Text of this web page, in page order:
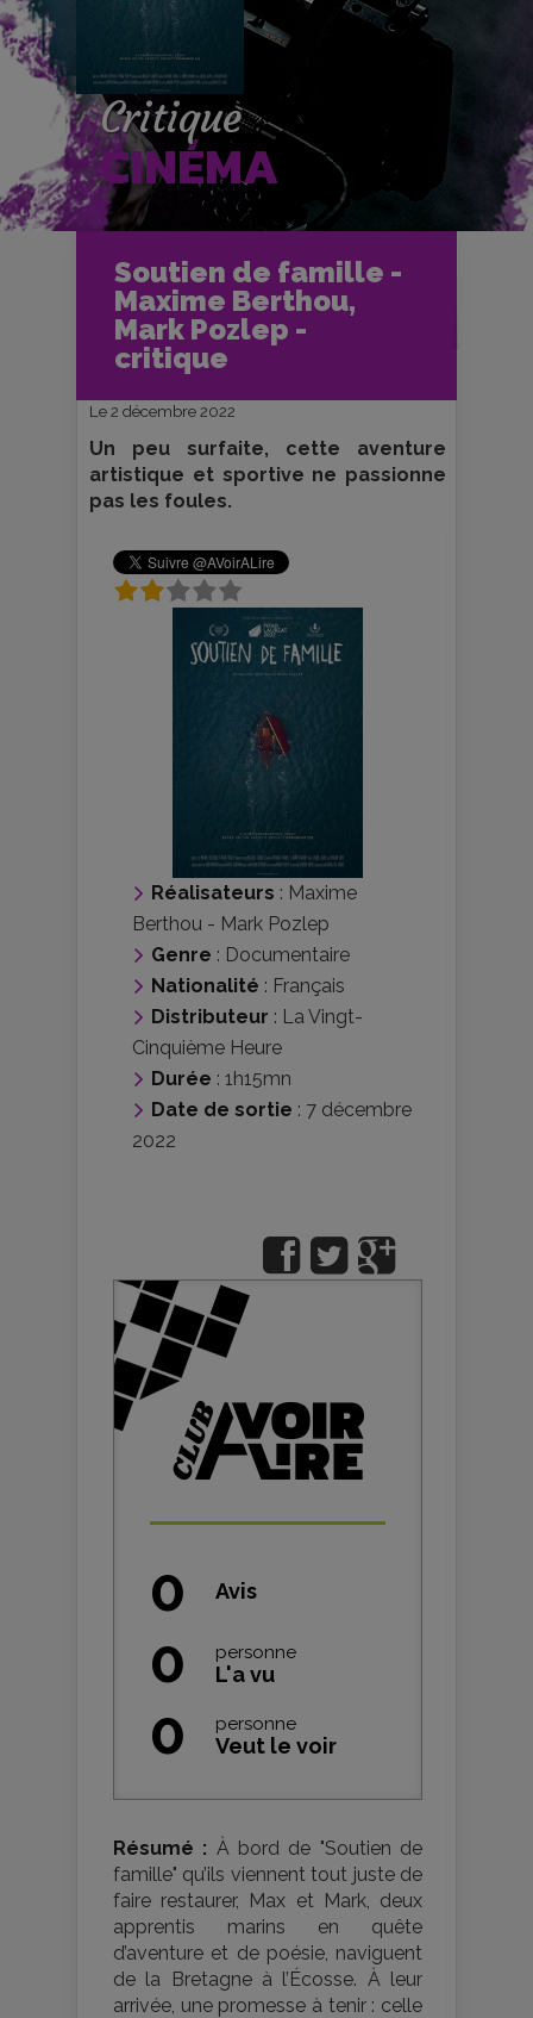
Critique
CINÉMA
Soutien de famille -
Maxime Berthou,
Mark Pozlep -
critique
Accueil
Cinéma
Critiques et fiches films
Soutien de famille - Maxime Berthou,
Mark Pozlep - critique
Le 2 décembre 2022
Un peu surfaite, cette aventure
artistique et sportive ne passionne
pas les foules.
Réalisateurs : Maxime
Berthou - Mark Pozlep
Genre : Documentaire
Nationalité : Français
Distributeur : La Vingt-
Cinquième Heure
Durée : 1h15mn
Date de sortie : 7 décembre
2022
0 Avis
0 personne
L'a vu
0 personne
Veut le voir
Résumé : À bord de "Soutien de
famille" qu’ils viennent tout juste de
faire restaurer, Max et Mark, deux
apprentis marins en quête
d’aventure et de poésie, naviguent
de la Bretagne à l’Écosse. À leur
arrivée, une promesse à tenir : celle